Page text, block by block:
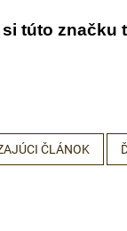
túto značku
ČLÁNOK